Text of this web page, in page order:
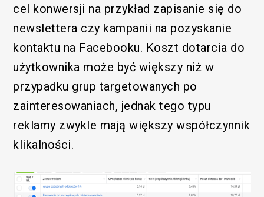
cel konwersji na przykład zapisanie się do
newslettera czy kampanii na pozyskanie
kontaktu na Facebooku. Koszt dotarcia do
użytkownika może być większy niż w
przypadku grup targetowanych po
zainteresowaniach, jednak tego typu
reklamy zwykle mają większy współczynnik
klikalności.